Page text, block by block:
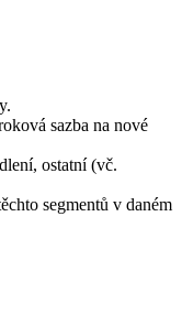
sazba na nové
ostatní (vč.
segmentů v daném